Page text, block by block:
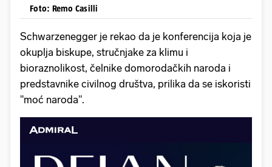
Foto: Remo Casilli
Schwarzenegger je rekao da je konferencija koja je
okuplja biskupe, stručnjake za klimu i
bioraznolikost, čelnike domorodačkih naroda i
predstavnike civilnog društva, prilika da se iskoristi
"moć naroda".